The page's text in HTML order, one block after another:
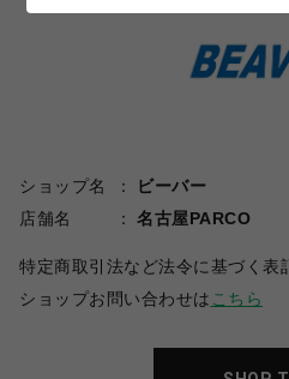
ショップ名
ビーバー
店舗名
名古屋PARCO
特定商取引法など法令に基づく表
ショップお問い合わせは こちら